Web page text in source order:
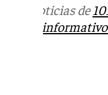
Más noticias de